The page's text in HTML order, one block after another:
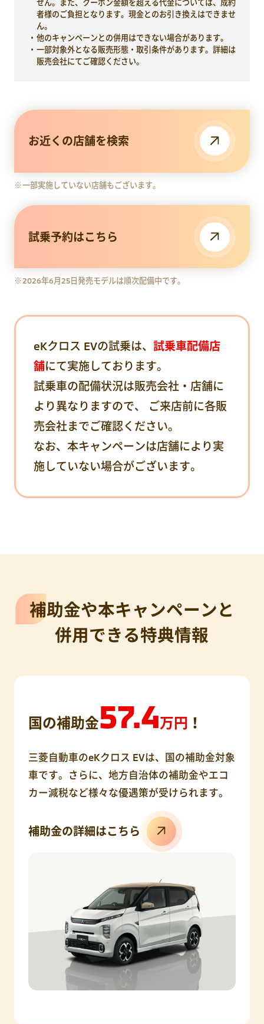
せん。また、クーポン金額を超える代金については、成約
者様のご負担となります。現金とのお引き換えはできませ
ん。
他のキャンペーンとの併用はできない場合があります。
一部対象外となる販売形態・取引条件があります。詳細は
販売会社にてご確認ください。
お近くの店舗を検索
一部実施していない店舗もございます。
試乗予約はこちら
2026年6月25日発売モデルは順次配備中です。
eKクロス EVの試乗は、 試乗車配備店
舗にて実施しております。
試乗車の配備状況は販売会社・店舗に
より異なりますので、 ご来店前に各販
売会社までご確認ください。
なお、本キャンペーンは店舗により実
施していない場合がございます。
補助金や本キャンペーンと
併用できる特典情報
国の補助金57.4万円 ！
三菱自動車のeKクロス EVは、国の補助金対象
車です。さらに、地方自治体の補助金やエコ
カー減税など様々な優遇策が受けられます。
補助金の詳細はこちら